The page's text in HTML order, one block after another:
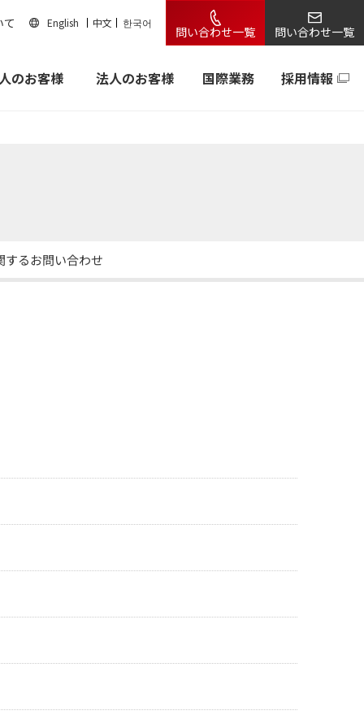
English 中文 한국어
問い合わせ一覧 問い合わせ一覧
のお客様 法人のお客様 国際業務 採用情報
するお問い合わせ